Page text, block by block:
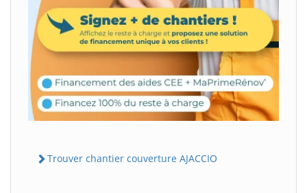
Trouver chantier couverture AJACCIO